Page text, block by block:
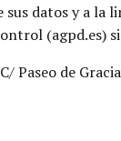
datos y a
(agpd.es)
de